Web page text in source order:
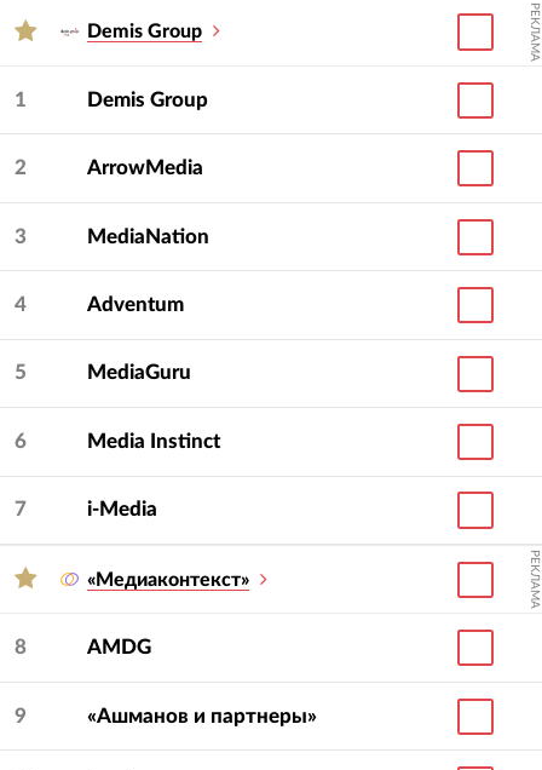
Demis Group РЕКЛАМА
1 Demis Group
2 ArrowMedia
3 MediaNation
4 Adventum
5 MediaGuru
6 Media Instinct
7 i-Media
«Медиаконтекст» РЕКЛАМА
8 AMDG
9 «Ашманов и партнеры»